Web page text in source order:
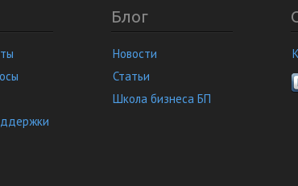
Блог
Новости
Статьи
Школа бизнеса БП